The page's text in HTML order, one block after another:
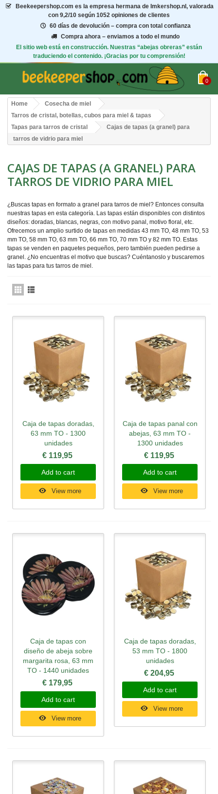
Beekeepershop.com es la empresa hermana de Imkershop.nl, valorada
con 9,2/10 según 1052 opiniones de clientes
60 días de devolución – compra con total confianza
Compra ahora – enviamos a todo el mundo
El sitio web está en construcción. Nuestras “abejas obreras” están
traduciendo el contenido. ¡Gracias por tu comprensión!
0
Home
Cosecha de miel
Tarros de cristal, botellas, cubos para miel & tapas
Tapas para tarros de cristal
Cajas de tapas (a granel) para
tarros de vidrio para miel
CAJAS DE TAPAS (A GRANEL) PARA
TARROS DE VIDRIO PARA MIEL
¿Buscas tapas en formato a granel para tarros de miel? Entonces consulta
nuestras tapas en esta categoría. Las tapas están disponibles con distintos
diseños: doradas, blancas, negras, con motivo panal, motivo floral, etc.
Ofrecemos un amplio surtido de tapas en medidas 43 mm TO, 48 mm TO, 53
mm TO, 58 mm TO, 63 mm TO, 66 mm TO, 70 mm TO y 82 mm TO. Estas
tapas se venden en paquetes pequeños, pero también pueden pedirse a
granel. ¿No encuentras el motivo que buscas? Cuéntanoslo y buscaremos
las tapas para tus tarros de miel.
Caja de tapas doradas,
63 mm TO - 1300
unidades
€ 119,95
Add to cart
View more
Caja de tapas panal con
abejas, 63 mm TO -
1300 unidades
€ 119,95
Add to cart
View more
Caja de tapas con
diseño de abeja sobre
margarita rosa, 63 mm
TO - 1440 unidades
€ 179,95
Add to cart
View more
Caja de tapas doradas,
53 mm TO - 1800
unidades
€ 204,95
Add to cart
View more